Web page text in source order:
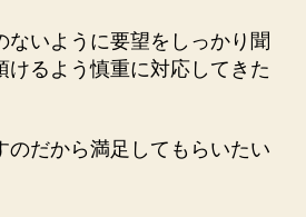
ないように要望をしっかり聞
けるよう慎重に対応してきた
のだから満足してもらいたい